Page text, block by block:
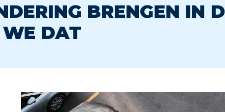
BRENGEN IN
DAT